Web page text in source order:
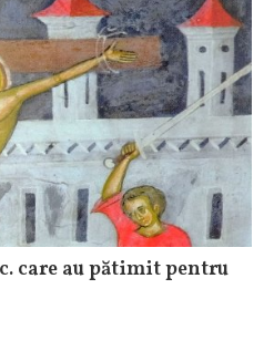
care au pătimit pentru